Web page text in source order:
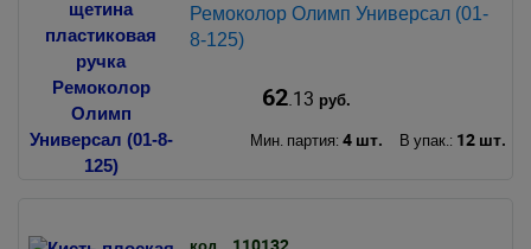
Ремоколор Олимп Универсал (01-
8-125)
62.13 руб.
Мин. партия: 4 шт. В упак.: 12 шт.